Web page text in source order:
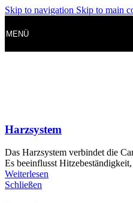
Skip to navigation Skip to main
MENÜ
Harzsystem
Das Harzsystem verbindet die
Es beeinflusst
Weiterlesen
Schließen